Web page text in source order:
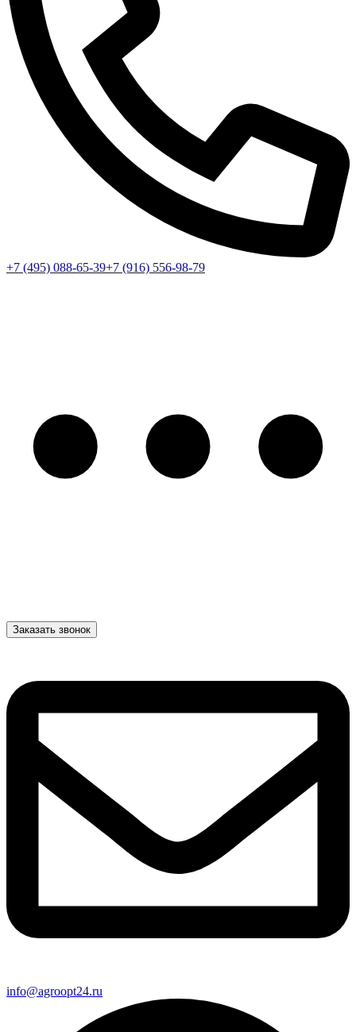
+7 (495) 088-65-39+7 (916) 556-98-79
Заказать звонок
info@agroopt24.ru